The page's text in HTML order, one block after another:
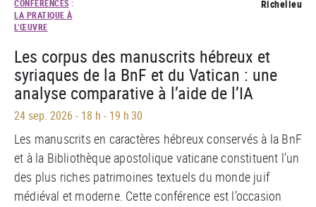
CONFÉRENCES :
LA PRATIQUE À
L’ŒUVRE
Richelieu
Les corpus des manuscrits hébreux et
syriaques de la BnF et du Vatican : une
analyse comparative à l’aide de l’IA
24 sep. 2026 - 18 h - 19 h 30
Les manuscrits en caractères hébreux conservés à la BnF
et à la Bibliothèque apostolique vaticane constituent l’un
des plus riches patrimoines textuels du monde juif
médiéval et moderne. Cette conférence est l’occasion